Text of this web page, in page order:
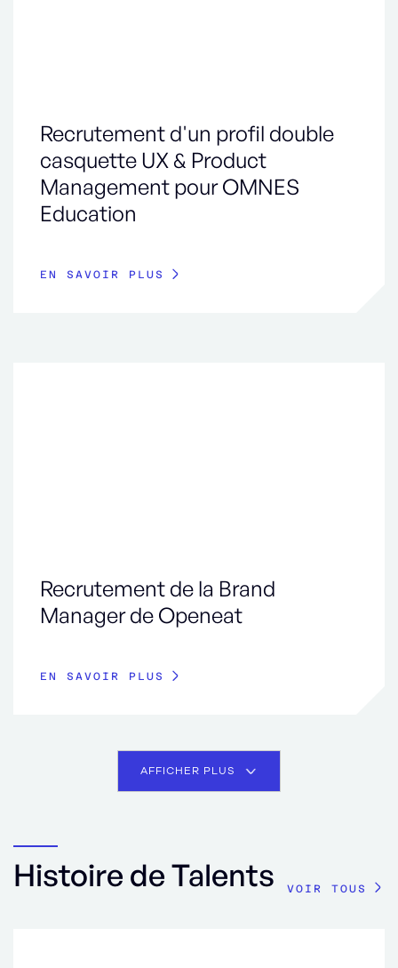
Recrutement d'un profil double
casquette UX & Product
Management pour OMNES
Education
EN SAVOIR PLUS
Recrutement de la Brand
Manager de Openeat
EN SAVOIR PLUS
AFFICHER PLUS
Histoire de Talents VOIR TOUS